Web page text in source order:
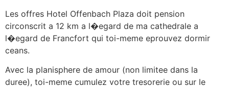
Les offres Hotel Offenbach Plaza doit pension
circonscrit a 12 km a l�egard de ma cathedrale a
l�egard de Francfort qui toi-meme eprouvez dormir
ceans.
Avec la planisphere de amour (non limitee dans la
duree), toi-meme cumulez votre tresorerie ou sur le